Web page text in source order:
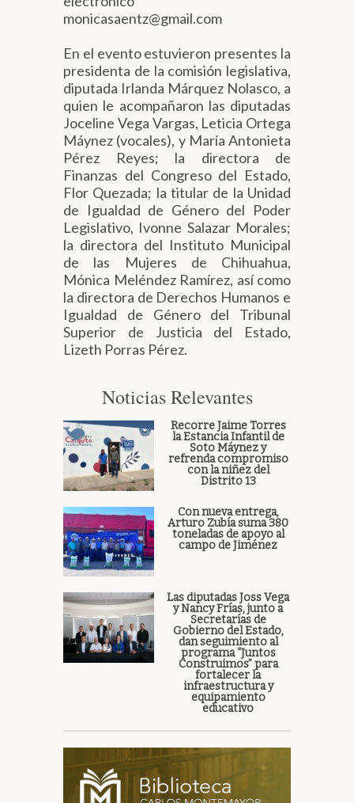
monicasaentz@gmail.com
En el evento estuvieron presentes la
presidenta de la comisión legislativa,
diputada Irlanda Márquez Nolasco, a
quien le acompañaron las diputadas
Joceline Vega Vargas, Leticia Ortega
Máynez (vocales), y María Antonieta
Pérez Reyes; la directora de
Finanzas del Congreso del Estado,
Flor Quezada; la titular de la Unidad
de Igualdad de Género del Poder
Legislativo, Ivonne Salazar Morales;
la directora del Instituto Municipal
de las Mujeres de Chihuahua,
Mónica Meléndez Ramírez, así como
la directora de Derechos Humanos e
Igualdad de Género del Tribunal
Superior de Justicia del Estado,
Lizeth Porras Pérez.
Noticias Relevantes
Recorre Jaime Torres
la Estancia Infantil de
Soto Máynez y
refrenda compromiso
con la niñez del
Distrito 13
Con nueva entrega,
Arturo Zubía suma 380
toneladas de apoyo al
campo de Jiménez
Las diputadas Joss Vega
y Nancy Frías, junto a
Secretarías de
Gobierno del Estado,
dan seguimiento al
programa “Juntos
Construimos” para
fortalecer la
infraestructura y
equipamiento
educativo